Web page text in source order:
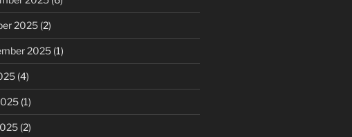
2025(2)
2025(1)
(4)
(1)
(2)